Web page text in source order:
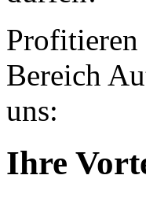
Profitieren
Bereich
uns:
Ihre